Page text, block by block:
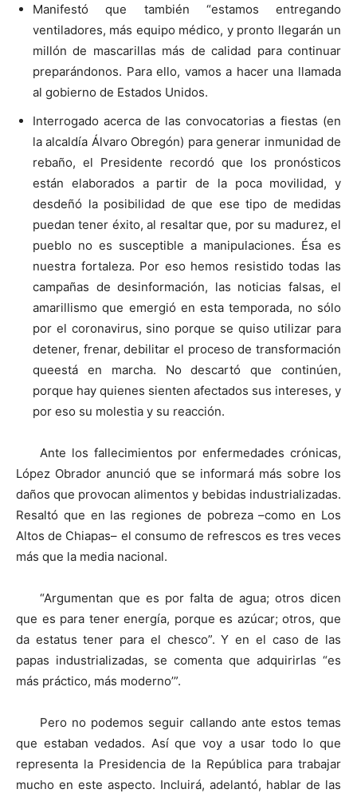
Manifestó que también “estamos entregando
ventiladores, más equipo médico, y pronto llegarán un
millón de mascarillas más de calidad para continuar
preparándonos. Para ello, vamos a hacer una llamada
al gobierno de Estados Unidos.
Interrogado acerca de las convocatorias a fiestas (en
la alcaldía Álvaro Obregón) para generar inmunidad de
rebaño, el Presidente recordó que los pronósticos
están elaborados a partir de la poca movilidad, y
desdeñó la posibilidad de que ese tipo de medidas
puedan tener éxito, al resaltar que, por su madurez, el
pueblo no es susceptible a manipulaciones. Ésa es
nuestra fortaleza. Por eso hemos resistido todas las
campañas de desinformación, las noticias falsas, el
amarillismo que emergió en esta temporada, no sólo
por el coronavirus, sino porque se quiso utilizar para
detener, frenar, debilitar el proceso de transformación
queestá en marcha. No descartó que continúen,
porque hay quienes sienten afectados sus intereses, y
por eso su molestia y su reacción.
Ante los fallecimientos por enfermedades crónicas,
López Obrador anunció que se informará más sobre los
daños que provocan alimentos y bebidas industrializadas.
Resaltó que en las regiones de pobreza –como en Los
Altos de Chiapas– el consumo de refrescos es tres veces
más que la media nacional.
“Argumentan que es por falta de agua; otros dicen
que es para tener energía, porque es azúcar; otros, que
da estatus tener para el chesco”. Y en el caso de las
papas industrializadas, se comenta que adquirirlas “es
más práctico, más moderno’”.
Pero no podemos seguir callando ante estos temas
que estaban vedados. Así que voy a usar todo lo que
representa la Presidencia de la República para trabajar
mucho en este aspecto. Incluirá, adelantó, hablar de las